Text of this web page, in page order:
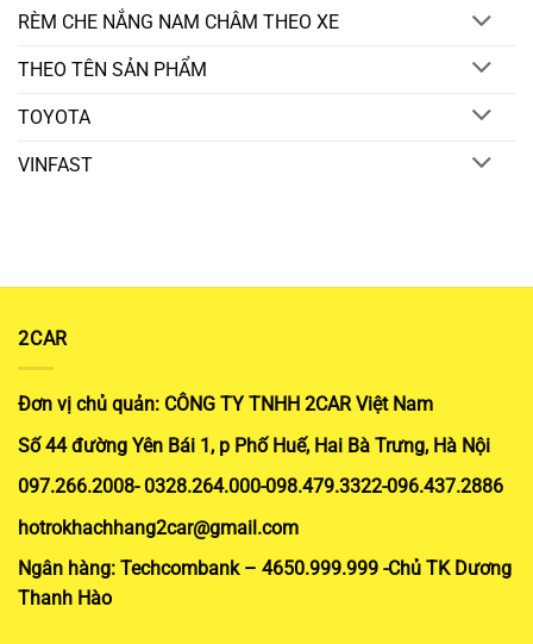
RÈM CHE NẮNG NAM CHÂM THEO XE
THEO TÊN SẢN PHẨM
TOYOTA
VINFAST
2CAR
Đơn vị chủ quản: CÔNG TY TNHH 2CAR Việt Nam
Số 44 đường Yên Bái 1, p Phố Huế, Hai Bà Trưng, Hà Nội
097.266.2008- 0328.264.000-098.479.3322-096.437.2886
hotrokhachhang2car@gmail.com
Ngân hàng: Techcombank – 4650.999.999 -Chủ TK Dương
Thanh Hào